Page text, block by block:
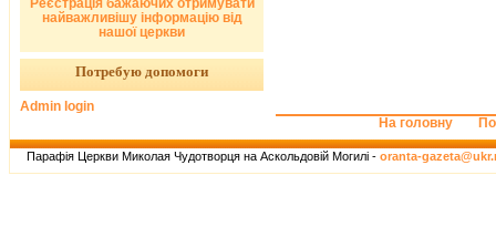
найважливішу інформацію від
нашої церкви
Потребую допомоги
Admin login
На головну
Парафія Церкви Миколая Чудотворця на Аскольдовій Могилі - oranta-